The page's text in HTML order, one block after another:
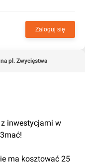
Zaloguj się
pl. Zwycięstwa
inwestycjami w